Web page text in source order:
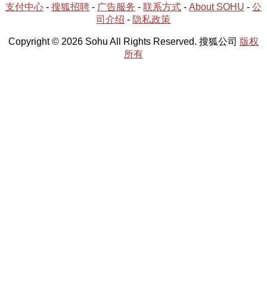
支付中心 - 搜狐招聘 - 广告服务 - 联系方式 - About SOHU - 公
司介绍 - 隐私政策
Copyright © 2026 Sohu All Rights Reserved. 搜狐公司 版权
所有